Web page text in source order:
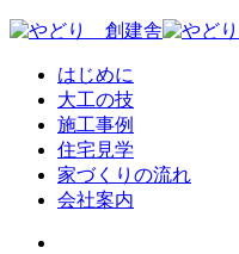
はじめに
大工の技
施工事例
住宅見学
家づくりの流れ
会社案内